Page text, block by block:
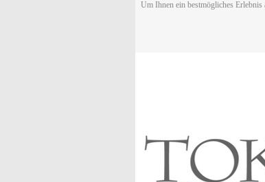
Um Ihnen ein bestmögliches